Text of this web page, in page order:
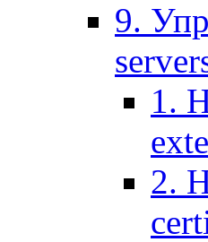
9.
1.
2.